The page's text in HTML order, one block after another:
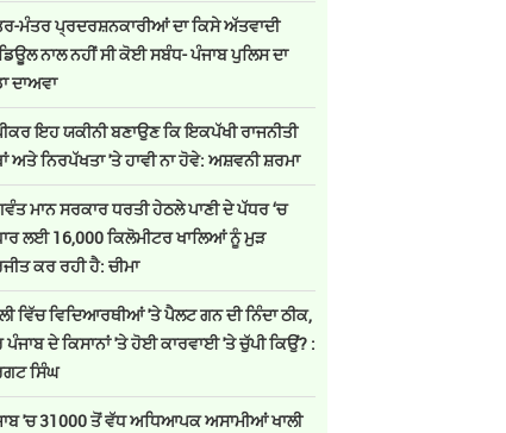
ਮੰਤਰ ਪ੍ਰਦਰਸ਼ਨਕਾਰੀਆਂ ਦਾ ਕਿਸੇ ਅੱਤਵਾਦੀ
ਨਾਲ ਨਹੀਂ ਸੀ ਕੋਈ ਸਬੰਧ- ਪੰਜਾਬ ਪੁਲਿਸ ਦਾ
ਦਾਅਵਾ
ਇਹ ਯਕੀਨੀ ਬਣਾਉਣ ਕਿ ਇਕਪੱਖੀ ਰਾਜਨੀਤੀ
ਅਤੇ ਨਿਰਪੱਖਤਾ 'ਤੇ ਹਾਵੀ ਨਾ ਹੋਵੇ: ਅਸ਼ਵਨੀ ਸ਼ਰਮਾ
ਮਾਨ ਸਰਕਾਰ ਧਰਤੀ ਹੇਠਲੇ ਪਾਣੀ ਦੇ ਪੱਧਰ ‘ਚ
ਲਈ 16,000 ਕਿਲੋਮੀਟਰ ਖਾਲਿਆਂ ਨੂੰ ਮੁੜ
ਕਰ ਰਹੀ ਹੈ: ਚੀਮਾ
ਵਿੱਚ ਵਿਦਿਆਰਥੀਆਂ 'ਤੇ ਪੈਲਟ ਗਨ ਦੀ ਨਿੰਦਾ ਠੀਕ,
ਪੰਜਾਬ ਦੇ ਕਿਸਾਨਾਂ 'ਤੇ ਹੋਈ ਕਾਰਵਾਈ 'ਤੇ ਚੁੱਪੀ ਕਿਉਂ? :
ਸਿੰਘ
'ਚ 31000 ਤੋਂ ਵੱਧ ਅਧਿਆਪਕ ਅਸਾਮੀਆਂ ਖਾਲੀ